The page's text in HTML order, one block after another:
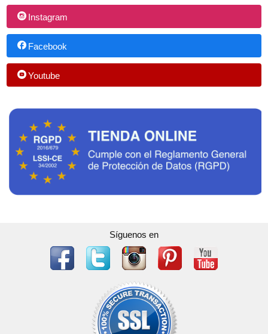
Instagram
Facebook
Youtube
Síguenos en